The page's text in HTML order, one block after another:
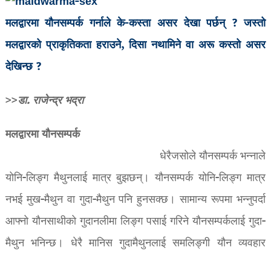
मलद्वारमा यौनसम्पर्क गर्नाले के-कस्ता असर देखा पर्छन् ? जस्तो
मलद्वारको प्राकृतिकता हराउने, दिसा नथामिने वा अरू कस्तो असर
देखिन्छ ?
>>डा. राजेन्द्र भद्रा
मलद्वारमा यौनसम्पर्क
धेरैजसोले यौनसम्पर्क भन्नाले
योनि-लिङ्ग मैथुनलाई मात्र बुझछन्। यौनसम्पर्क योनि-लिङ्ग मात्र
नभई मुख-मैथुन वा गुदा-मैथुन पनि हुनसक्छ। सामान्य रूपमा भन्नुपर्दा
आफ्नो यौनसाथीको गुदानलीमा लिङ्ग पसाई गरिने यौनसम्पर्कलाई गुदा-
मैथुन भनिन्छ। धेरै मानिस गुदामैथुनलाई समलिङ्गी यौन व्यवहार